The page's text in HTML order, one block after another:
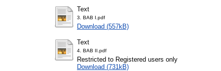
Text
3. BAB I.pdf
Download (557kB)
Text
4. BAB II.pdf
Restricted to Registered users only
Download (731kB)